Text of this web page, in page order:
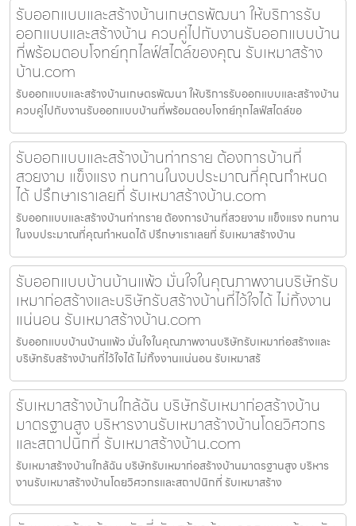
รับออกแบบและสร้างบ้านเกษตรพัฒนา ให้บริการรับ
ออกแบบและสร้างบ้าน ควบคู่ไปกับงานรับออกแบบบ้าน
ที่พร้อมตอบโจทย์ทุกไลฟ์สไตล์ของคุณ รับเหมาสร้าง
บ้าน.com
รับออกแบบและสร้างบ้านเกษตรพัฒนา ให้บริการรับออกแบบและสร้างบ้าน
ควบคู่ไปกับงานรับออกแบบบ้านที่พร้อมตอบโจทย์ทุกไลฟ์สไตล์ขอ
รับออกแบบและสร้างบ้านท่าทราย ต้องการบ้านที่
สวยงาม แข็งแรง ทนทานในงบประมาณที่คุณกำหนด
ได้ ปรึกษาเราเลยที่ รับเหมาสร้างบ้าน.com
รับออกแบบและสร้างบ้านท่าทราย ต้องการบ้านที่สวยงาม แข็งแรง ทนทาน
ในงบประมาณที่คุณกำหนดได้ ปรึกษาเราเลยที่ รับเหมาสร้างบ้าน
รับออกแบบบ้านบ้านแพ้ว มั่นใจในคุณภาพงานบริษัทรับ
เหมาก่อสร้างและบริษัทรับสร้างบ้านที่ไว้ใจได้ ไม่ทิ้งงาน
แน่นอน รับเหมาสร้างบ้าน.com
รับออกแบบบ้านบ้านแพ้ว มั่นใจในคุณภาพงานบริษัทรับเหมาก่อสร้างและ
บริษัทรับสร้างบ้านที่ไว้ใจได้ ไม่ทิ้งงานแน่นอน รับเหมาสร้
รับเหมาสร้างบ้านใกล้ฉัน บริษัทรับเหมาก่อสร้างบ้าน
มาตรฐานสูง บริหารงานรับเหมาสร้างบ้านโดยวิศวกร
และสถาปนิกที่ รับเหมาสร้างบ้าน.com
รับเหมาสร้างบ้านใกล้ฉัน บริษัทรับเหมาก่อสร้างบ้านมาตรฐานสูง บริหาร
งานรับเหมาสร้างบ้านโดยวิศวกรและสถาปนิกที่ รับเหมาสร้าง